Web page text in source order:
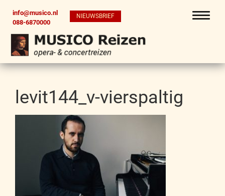
info@musico.nl
088-6870000
NIEUWSBRIEF
levit144_v-vierspaltig